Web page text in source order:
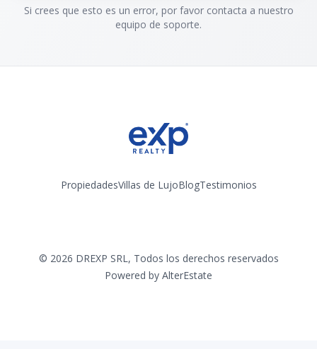
Si crees que esto es un error, por favor contacta a nuestro
equipo de soporte.
PropiedadesVillas de LujoBlogTestimonios
© 2026 DREXP SRL, Todos los derechos reservados
Powered by AlterEstate